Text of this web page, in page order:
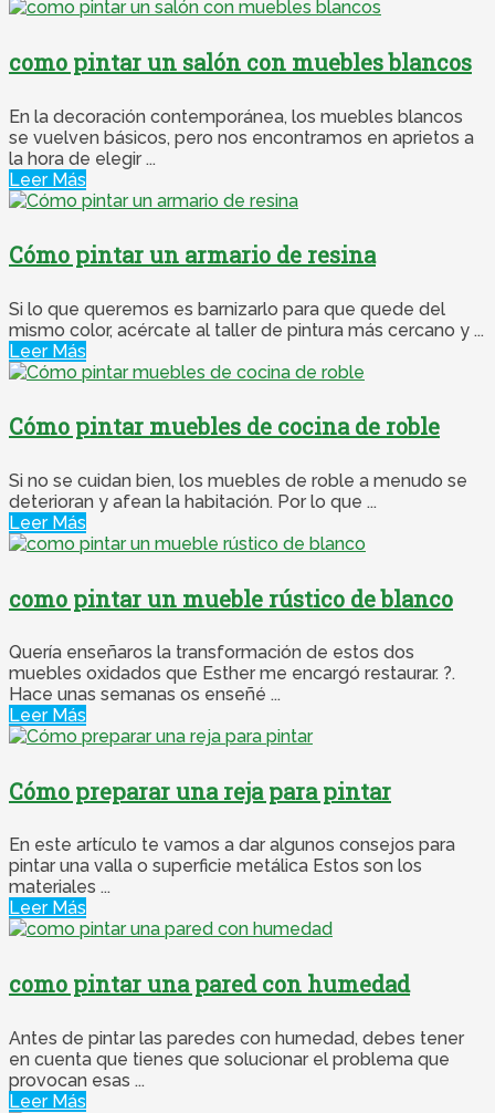
como pintar un salón con muebles blancos
En la decoración contemporánea, los muebles blancos
se vuelven básicos, pero nos encontramos en aprietos a
la hora de elegir ...
Leer Más
Cómo pintar un armario de resina
Si lo que queremos es barnizarlo para que quede del
mismo color, acércate al taller de pintura más cercano y ...
Leer Más
Cómo pintar muebles de cocina de roble
Si no se cuidan bien, los muebles de roble a menudo se
deterioran y afean la habitación. Por lo que ...
Leer Más
como pintar un mueble rústico de blanco
Quería enseñaros la transformación de estos dos
muebles oxidados que Esther me encargó restaurar. ?.
Hace unas semanas os enseñé ...
Leer Más
Cómo preparar una reja para pintar
En este artículo te vamos a dar algunos consejos para
pintar una valla o superficie metálica Estos son los
materiales ...
Leer Más
como pintar una pared con humedad
Antes de pintar las paredes con humedad, debes tener
en cuenta que tienes que solucionar el problema que
provocan esas ...
Leer Más